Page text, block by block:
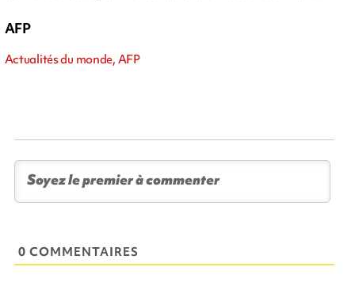
AFP
Actualités du monde, AFP
0 COMMENTAIRES